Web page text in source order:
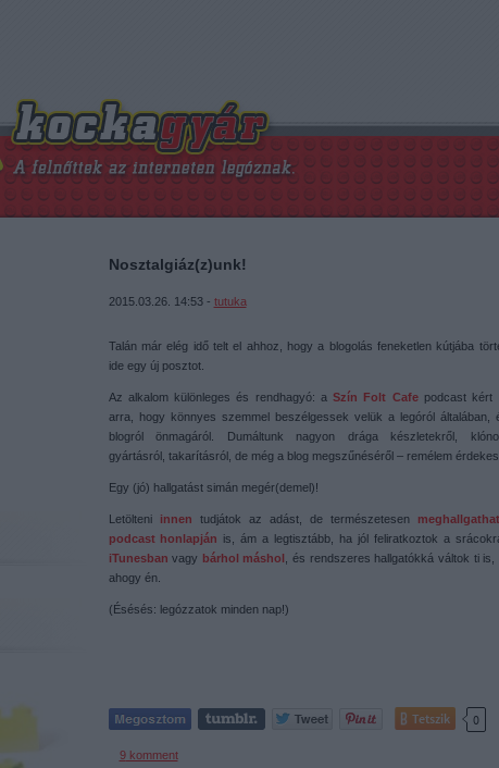
Nosztalgiáz(z)unk!
2015.03.26. 14:53 - tutuka
Talán már elég idő telt el ahhoz, hogy a blogolás feneketlen kútjába
ide egy új posztot.
Az alkalom különleges és rendhagyó: aSzín Folt Cafepodcast kért
arra, hogy könnyes szemmel beszélgessek velük a legóról általában,
blogról önmagáról. Dumáltunk nagyon drága készletekről,
gyártásról, takarításról, de még a blog megszűnéséről – remélem
Egy (jó) hallgatást simán megér(demel)!
Letölteniinnen tudjátok az adást, de természetesen
podcast honlapján is, ám a legtisztább, ha jól feliratkoztok a
iTunesban vagy bárhol máshol
, és rendszeres hallgatókká váltok ti is,
ahogy én.
(Ésésés: legózzatok minden nap!)
Tetszik 0
9komment